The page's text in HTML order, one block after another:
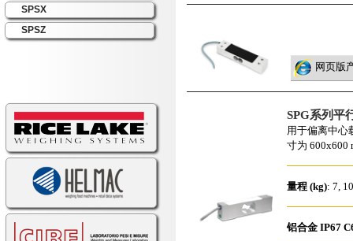
SPSX
SPSZ
网页版
SPG系列平
用于偏离中心
寸为 600x600
量程 (kg): 7,
铝合金 IP67